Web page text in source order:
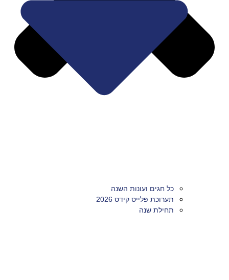
כל חגים ועונות השנה
תערוכת פלייס קידס 2026
תחילת שנה